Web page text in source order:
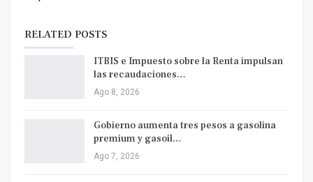
RELATED POSTS
ITBIS e Impuesto sobre la Renta impulsan
las recaudaciones…
Ago 8, 2026
Gobierno aumenta tres pesos a gasolina
premium y gasoil…
Ago 7, 2026